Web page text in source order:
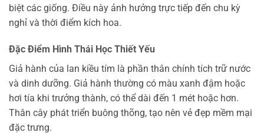
biệt các giống. Điều này ảnh hưởng trực tiếp đến chu kỳ
nghỉ và thời điểm kích hoa.
Đặc Điểm Hình Thái Học Thiết Yếu
Giả hành của lan kiều tím là phần thân chính tích trữ nước
và dinh dưỡng. Giả hành thường có màu xanh đậm hoặc
hơi tía khi trưởng thành, có thể dài đến 1 mét hoặc hơn.
Thân cây phát triển buông thõng, tạo nên vẻ đẹp mềm mại
đặc trưng.